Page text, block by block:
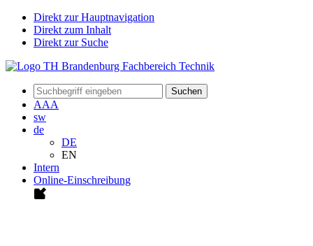
Direkt zur Hauptnavigation
Direkt zum Inhalt
Direkt zur Suche
Suchen
AAA
sw
de
DE
EN
Intern
Online-Einschreibung